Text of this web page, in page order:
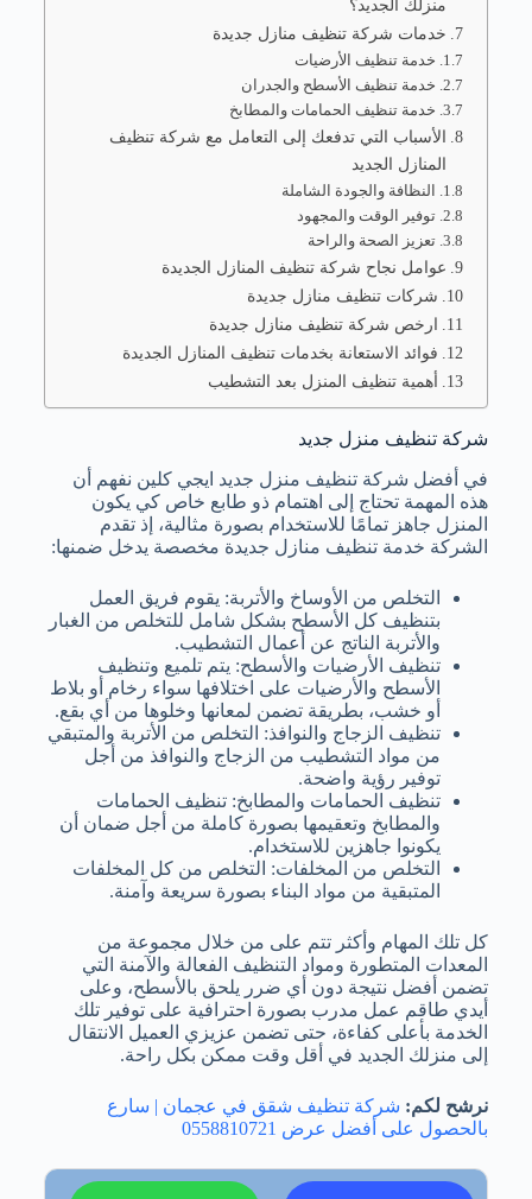
منزلك الجديد؟
خدمات شركة تنظيف منازل جديدة
خدمة تنظيف الأرضيات
خدمة تنظيف الأسطح والجدران
خدمة تنظيف الحمامات والمطابخ
الأسباب التي تدفعك إلى التعامل مع شركة تنظيف
المنازل الجديد
النظافة والجودة الشاملة
توفير الوقت والمجهود
تعزيز الصحة والراحة
عوامل نجاح شركة تنظيف المنازل الجديدة
شركات تنظيف منازل جديدة
ارخص شركة تنظيف منازل جديدة
فوائد الاستعانة بخدمات تنظيف المنازل الجديدة
أهمية تنظيف المنزل بعد التشطيب
شركة تنظيف منزل جديد
في أفضل شركة تنظيف منزل جديد ايجي كلين نفهم أن
هذه المهمة تحتاج إلى اهتمام ذو طابع خاص كي يكون
المنزل جاهز تمامًا للاستخدام بصورة مثالية، إذ تقدم
الشركة خدمة تنظيف منازل جديدة مخصصة يدخل ضمنها:
التخلص من الأوساخ والأتربة: يقوم فريق العمل
بتنظيف كل الأسطح بشكل شامل للتخلص من الغبار
والأتربة الناتج عن أعمال التشطيب.
تنظيف الأرضيات والأسطح: يتم تلميع وتنظيف
الأسطح والأرضيات على اختلافها سواء رخام أو بلاط
أو خشب، بطريقة تضمن لمعانها وخلوها من أي بقع.
تنظيف الزجاج والنوافذ: التخلص من الأتربة والمتبقي
من مواد التشطيب من الزجاج والنوافذ من أجل
توفير رؤية واضحة.
تنظيف الحمامات والمطابخ: تنظيف الحمامات
والمطابخ وتعقيمها بصورة كاملة من أجل ضمان أن
يكونوا جاهزين للاستخدام.
التخلص من المخلفات: التخلص من كل المخلفات
المتبقية من مواد البناء بصورة سريعة وآمنة.
كل تلك المهام وأكثر تتم على من خلال مجموعة من
المعدات المتطورة ومواد التنظيف الفعالة والآمنة التي
تضمن أفضل نتيجة دون أي ضرر يلحق بالأسطح، وعلى
أيدي طاقم عمل مدرب بصورة احترافية على توفير تلك
الخدمة بأعلى كفاءة، حتى تضمن عزيزي العميل الانتقال
إلى منزلك الجديد في أقل وقت ممكن بكل راحة.
نرشح لكم: شركة تنظيف شقق في عجمان | سارع
بالحصول على أفضل عرض 0558810721